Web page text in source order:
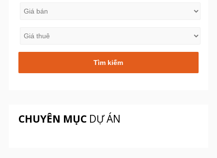
CHUYÊN MỤCDỰ ÁN